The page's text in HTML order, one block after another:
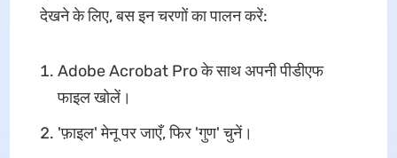
देखने के लिए, बस इन चरणों का पालन करें:
Adobe Acrobat Pro के साथ अपनी पीडीएफ
फाइल खोलें।
'फ़ाइल' मेनू पर जाएँ, फिर 'गुण' चुनें।